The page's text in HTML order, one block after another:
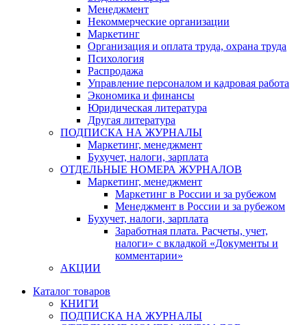
Менеджмент
Некоммерческие организации
Маркетинг
Организация и оплата труда, охрана труда
Психология
Распродажа
Управление персоналом и кадровая работа
Экономика и финансы
Юридическая литература
Другая литература
ПОДПИСКА НА ЖУРНАЛЫ
Маркетинг, менеджмент
Бухучет, налоги, зарплата
ОТДЕЛЬНЫЕ НОМЕРА ЖУРНАЛОВ
Маркетинг, менеджмент
Маркетинг в России и за рубежом
Менеджмент в России и за рубежом
Бухучет, налоги, зарплата
Заработная плата. Расчеты, учет,
налоги» с вкладкой «Документы и
комментарии»
АКЦИИ
Каталог товаров
КНИГИ
ПОДПИСКА НА ЖУРНАЛЫ